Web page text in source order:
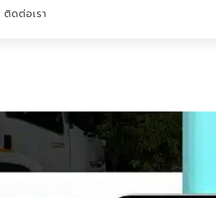
ติดต่อเรา